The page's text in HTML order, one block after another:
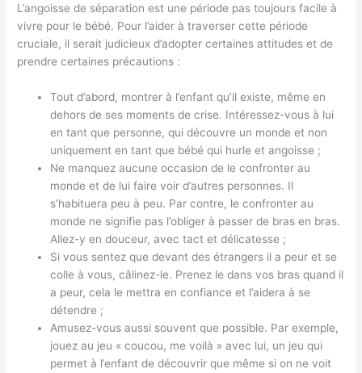
L’angoisse de séparation est une période pas toujours facile à
vivre pour le bébé. Pour l’aider à traverser cette période
cruciale, il serait judicieux d’adopter certaines attitudes et de
prendre certaines précautions :
Tout d’abord, montrer à l’enfant qu’il existe, même en
dehors de ses moments de crise. Intéressez-vous à lui
en tant que personne, qui découvre un monde et non
uniquement en tant que bébé qui hurle et angoisse ;
Ne manquez aucune occasion de le confronter au
monde et de lui faire voir d’autres personnes. Il
s’habituera peu à peu. Par contre, le confronter au
monde ne signifie pas l’obliger à passer de bras en bras.
Allez-y en douceur, avec tact et délicatesse ;
Si vous sentez que devant des étrangers il a peur et se
colle à vous, câlinez-le. Prenez le dans vos bras quand il
a peur, cela le mettra en confiance et l’aidera à se
détendre ;
Amusez-vous aussi souvent que possible. Par exemple,
jouez au jeu « coucou, me voilà » avec lui, un jeu qui
permet à l’enfant de découvrir que même si on ne voit